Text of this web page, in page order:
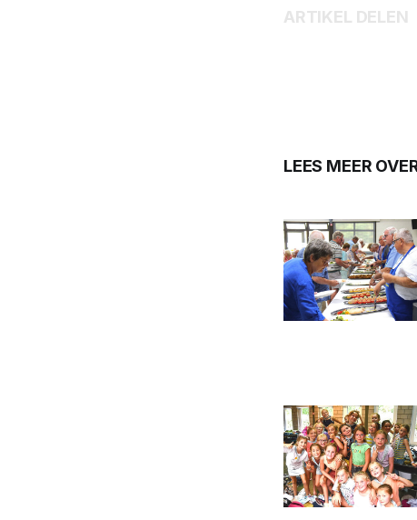
ARTIKEL DELEN
LEES MEER